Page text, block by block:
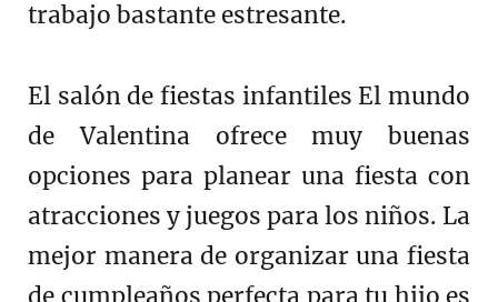
trabajo bastante estresante.
El salón de fiestas infantiles El mundo
de Valentina ofrece muy buenas
opciones para planear una fiesta con
atracciones y juegos para los niños. La
mejor manera de organizar una fiesta
de cumpleaños perfecta para tu hijo es